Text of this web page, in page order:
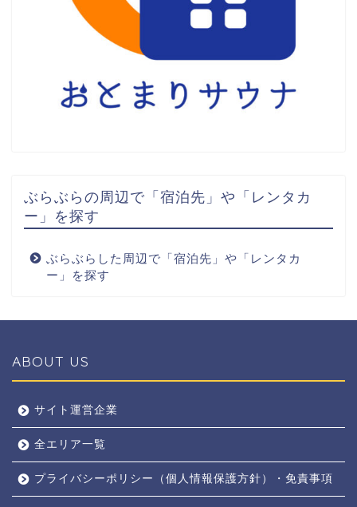
ぶらぶらの周辺で「宿泊先」や「レンタカ
ー」を探す
ぶらぶらした周辺で「宿泊先」や「レンタカ
ー」を探す
ABOUT US
サイト運営企業
全エリア一覧
プライバシーポリシー（個人情報保護方針）・免責事項
奈良